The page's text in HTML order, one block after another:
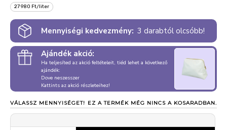
27 980 Ft/liter
Mennyiségi kedvezmény: 3 darabtól olcsóbb!
Ajándék akció:
Ha teljesíted az akció feltételeit, tiéd lehet a következő
ajándék:
Dove neszesszer
Kattints az akció részleteihez!
VÁLASSZ MENNYISÉGET! EZ A TERMÉK MÉG NINCS A KOSARADBAN.